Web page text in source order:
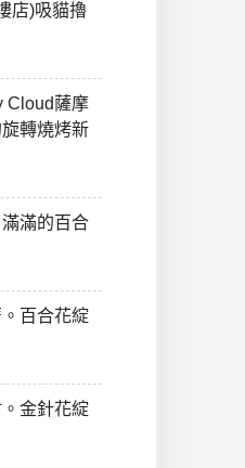
店)吸貓擼
Cloud薩摩
轉燒烤新
滿的百合
百合花綻
金針花綻